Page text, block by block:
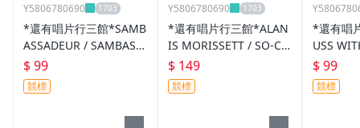
Y5806780690
*還有唱片行三館*SAMB
ASSADEUR / SAMBASS
ADEUR 全新 ZZ8950(需
競標)
$ 99
競標
Y5806780690
*還有唱片行三館*ALAN
IS MORISSETT / SO-CA
LLED CHAOS 全新 ZZ15
520(競標)
$ 149
競標
*還有唱
USS
NDS 二
標)
$ 99
競標